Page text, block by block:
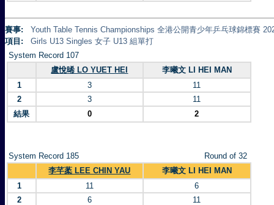
賽事:
Youth Table Tennis Championships 全港公開青少年乒乓球錦標賽
項目:
Girls U13 Singles 女子 U13 組單打
System Record 107
盧悅晞 LO YUET HEI
李曦文 LI HEI MAN
1
3
11
2
3
11
結果
0 2
System Record 185
Round of 32
李芊葇 LEE CHIN YAU
李曦文 LI HEI MAN
1
11
6
2
6
11